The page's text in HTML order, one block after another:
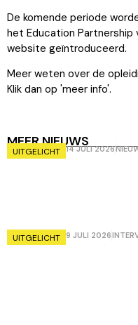
De komende periode
het Education Partnership
website geïntroduceerd.
Meer weten over de
Klik dan op 'meer info'.
MEER NIEUWS
UITGELICHT 14 JULI 2026
UITGELICHT 9 JULI 2026